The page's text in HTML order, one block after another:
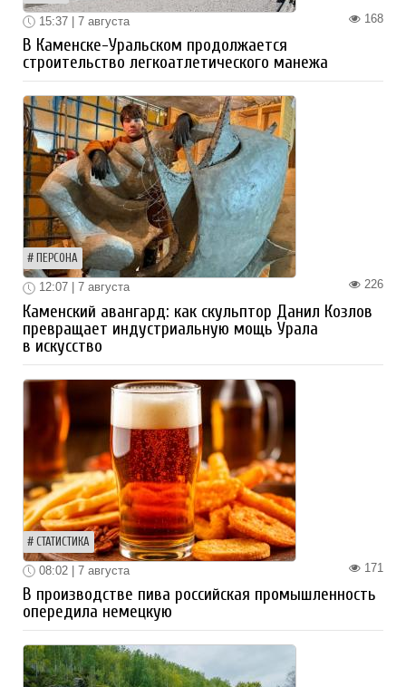
168
15:37 | 7 августа
В Каменске-Уральском продолжается
строительство легкоатлетического манежа
ПЕРСОНА
226
12:07 | 7 августа
Каменский авангард: как скульптор Данил Козлов
превращает индустриальную мощь Урала
в искусство
СТАТИСТИКА
171
08:02 | 7 августа
В производстве пива российская промышленность
опередила немецкую